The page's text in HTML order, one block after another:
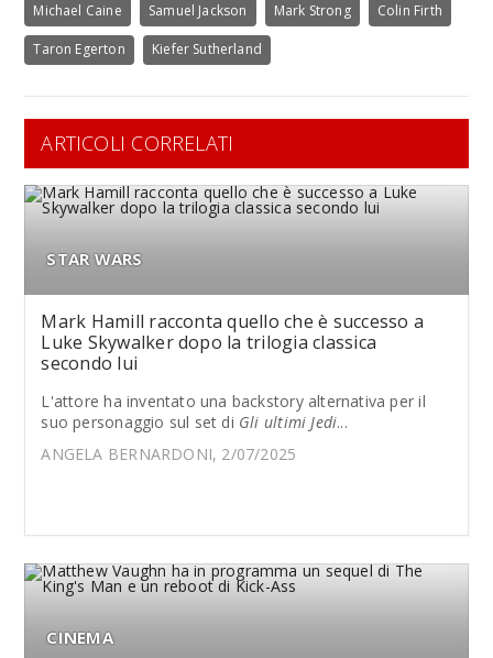
Michael Caine Samuel Jackson Mark Strong Colin Firth
Taron Egerton Kiefer Sutherland
ARTICOLI CORRELATI
STAR WARS
Mark Hamill racconta quello che è successo a
Luke Skywalker dopo la trilogia classica
secondo lui
L'attore ha inventato una backstory alternativa per il
suo personaggio sul set di Gli ultimi Jedi...
ANGELA BERNARDONI, 2/07/2025
CINEMA